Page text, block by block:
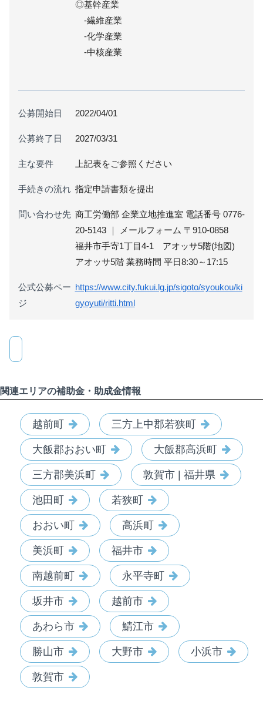
◎基幹産業
-繊維産業
-化学産業
-中核産業
公募開始日 2022/04/01
公募終了日 2027/03/31
主な要件 上記表をご参照ください
手続きの流れ 指定申請書類を提出
問い合わせ先 商工労働部 企業立地推進室 電話番号 0776-
20-5143 ｜ メールフォーム 〒910-0858
福井市手寄1丁目4-1 アオッサ5階(地図)
アオッサ5階 業務時間 平日8:30～17:15
公式公募ペー
ジ
https://www.city.fukui.lg.jp/sigoto/syoukou/ki
gyoyuti/ritti.html
関連エリアの補助金・助成金情報
越前町 三方上中郡若狭町
大飯郡おおい町 大飯郡高浜町
三方郡美浜町 敦賀市 | 福井県
池田町 若狭町
おおい町 高浜町
美浜町 福井市
南越前町 永平寺町
坂井市 越前市
あわら市 鯖江市
勝山市 大野市 小浜市
敦賀市